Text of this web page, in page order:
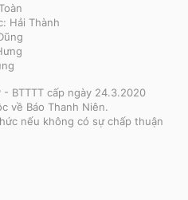
Hải Thành
- BTTTT cấp ngày 24.3.2020
về Báo Thanh Niên.
nếu không có sự chấp thuận